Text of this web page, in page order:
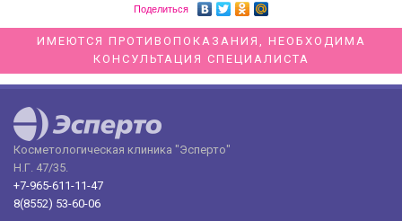
Поделиться
ИМЕЮТСЯ ПРОТИВОПОКАЗАНИЯ, НЕОБХОДИМА
КОНСУЛЬТАЦИЯ СПЕЦИАЛИСТА
Косметологическая клиника "Эсперто"
Н.Г. 47/35.
+7-965-611-11-47
8(8552) 53-60-06